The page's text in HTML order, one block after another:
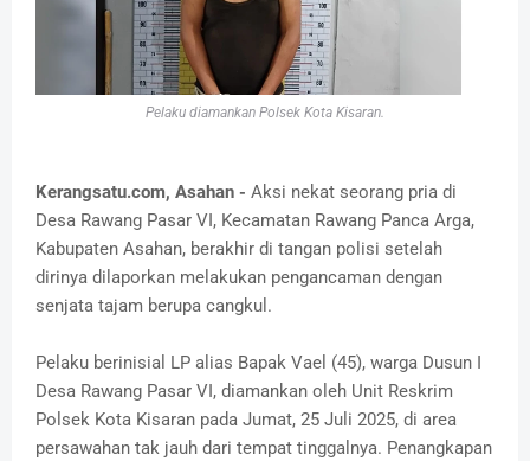
Pelaku diamankan Polsek Kota Kisaran.
Kerangsatu.com, Asahan - Aksi nekat seorang pria di
Desa Rawang Pasar VI, Kecamatan Rawang Panca Arga,
Kabupaten Asahan, berakhir di tangan polisi setelah
dirinya dilaporkan melakukan pengancaman dengan
senjata tajam berupa cangkul.
Pelaku berinisial LP alias Bapak Vael (45), warga Dusun I
Desa Rawang Pasar VI, diamankan oleh Unit Reskrim
Polsek Kota Kisaran pada Jumat, 25 Juli 2025, di area
persawahan tak jauh dari tempat tinggalnya. Penangkapan